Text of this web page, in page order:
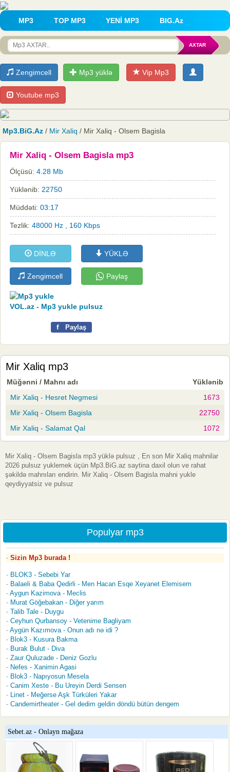
MP3 TOP MP3 YENİ MP3 BIG.Az
Zengimcell Mp3 yüklə Vip Mp3
Youtube mp3
Mp3.BiG.Az / Mir Xaliq / Mir Xaliq - Olsem Bagisla
Mir Xaliq - Olsem Bagisla mp3
Ölçüsü: 4.28 Mb
Yüklənib: 22750
Müddəti: 03:17
Tezlik: 48000 Hz , 160 Kbps
DİNLƏ YÜKLƏ
Zengimcell Paylaş
VOL.az - Mp3 yukle pulsuz
f Paylaş
Mir Xaliq mp3
Müğənni / Mahnı adı
Yüklənib
Mir Xaliq - Hesret Negmesi
1673
Mir Xaliq - Olsem Bagisla
22750
Mir Xaliq - Salamat Qal
1072
Mir Xaliq - Olsem Bagisla mp3 yüklə pulsuz , En son Mir Xaliq mahnilar
2026 pulsuz yuklemek üçün Mp3.BiG.az saytina daxil olun ve rahat
şəkildə mahnıları endirin. Mir Xaliq - Olsem Bagisla mahni yukle
qeydiyyatsiz ve pulsuz
Populyar mp3
Sizin Mp3 burada !
BLOK3 - Sebebi Yar
Balaeli & Baba Qedirli - Men Hacan Esqe Xeyanet Elemisem
Aygun Kazimova - Meclis
Murat Göğebakan - Diğer yarım
Talib Tale - Duygu
Ceyhun Qurbansoy - Vetenime Bagliyam
Aygün Kazımova - Onun adı nə idi ?
Blok3 - Kusura Bakma
Burak Bulut - Diva
Zaur Quluzade - Deniz Gozlu
Nefes - Xanimin Agasi
Blok3 - Napıyosun Mesela
Canim Xeste - Bu Ureyin Derdi Sensen
Linet - Meğerse Aşk Türküleri Yakar
Candemirtheater - Gel dedim geldin döndü bütün dengem